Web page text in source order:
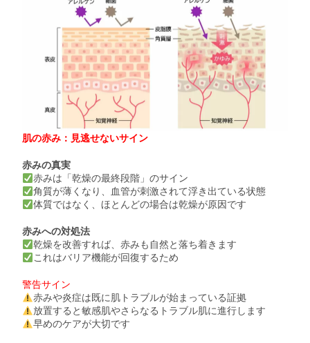
肌の赤み：見逃せないサイン
赤みの真実
赤みは「乾燥の最終段階」のサイン
角質が薄くなり、血管が刺激されて浮き出ている状態
体質ではなく、ほとんどの場合は乾燥が原因です
赤みへの対処法
乾燥を改善すれば、赤みも自然と落ち着きます
これはバリア機能が回復するため
警告サイン
赤みや炎症は既に肌トラブルが始まっている証拠
放置すると敏感肌やさらなるトラブル肌に進行します
早めのケアが大切です